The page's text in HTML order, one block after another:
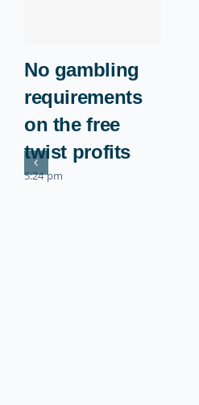
No gambling
requirements
on the free
twist profits
5:24 pm